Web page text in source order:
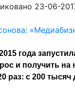
23-06-
года
и получить на
раз: с 200